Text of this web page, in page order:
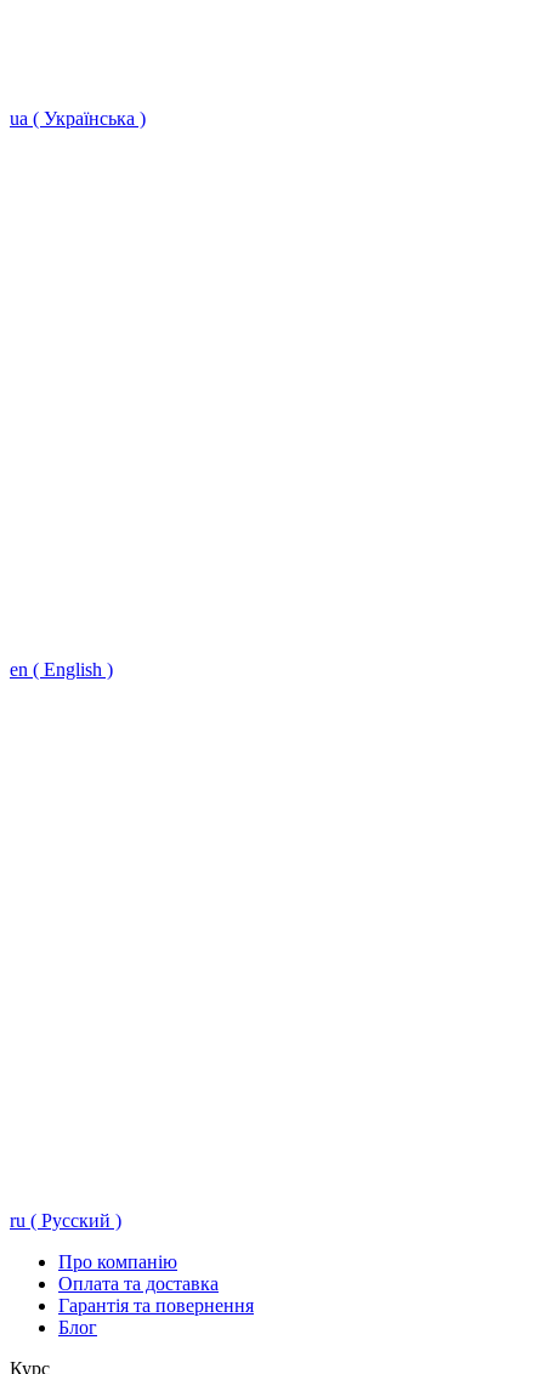
ua ( Українська )
en ( English )
ru ( Русский )
Про компанію
Оплата та доставка
Гарантія та повернення
Блог
Курс